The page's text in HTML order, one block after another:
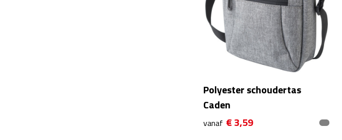
Polyester schoudertas
Caden
vanaf € 3,59